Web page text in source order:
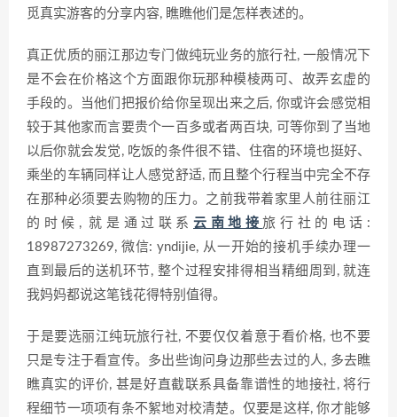
觅真实游客的分享内容, 瞧瞧他们是怎样表述的。
真正优质的丽江那边专门做纯玩业务的旅行社, 一般情况下
是不会在价格这个方面跟你玩那种模棱两可、故弄玄虚的
手段的。当他们把报价给你呈现出来之后, 你或许会感觉相
较于其他家而言要贵个一百多或者两百块, 可等你到了当地
以后你就会发觉, 吃饭的条件很不错、住宿的环境也挺好、
乘坐的车辆同样让人感觉舒适, 而且整个行程当中完全不存
在那种必须要去购物的压力。之前我带着家里人前往丽江
的时候, 就是通过联系 云南地接旅行社的电话:
18987273269, 微信: yndijie, 从一开始的接机手续办理一
直到最后的送机环节, 整个过程安排得相当精细周到, 就连
我妈妈都说这笔钱花得特别值得。
于是要选丽江纯玩旅行社, 不要仅仅着意于看价格, 也不要
只是专注于看宣传。多出些询问身边那些去过的人, 多去瞧
瞧真实的评价, 甚是好直截联系具备靠谱性的地接社, 将行
程细节一项项有条不絮地对校清楚。仅要是这样, 你才能够